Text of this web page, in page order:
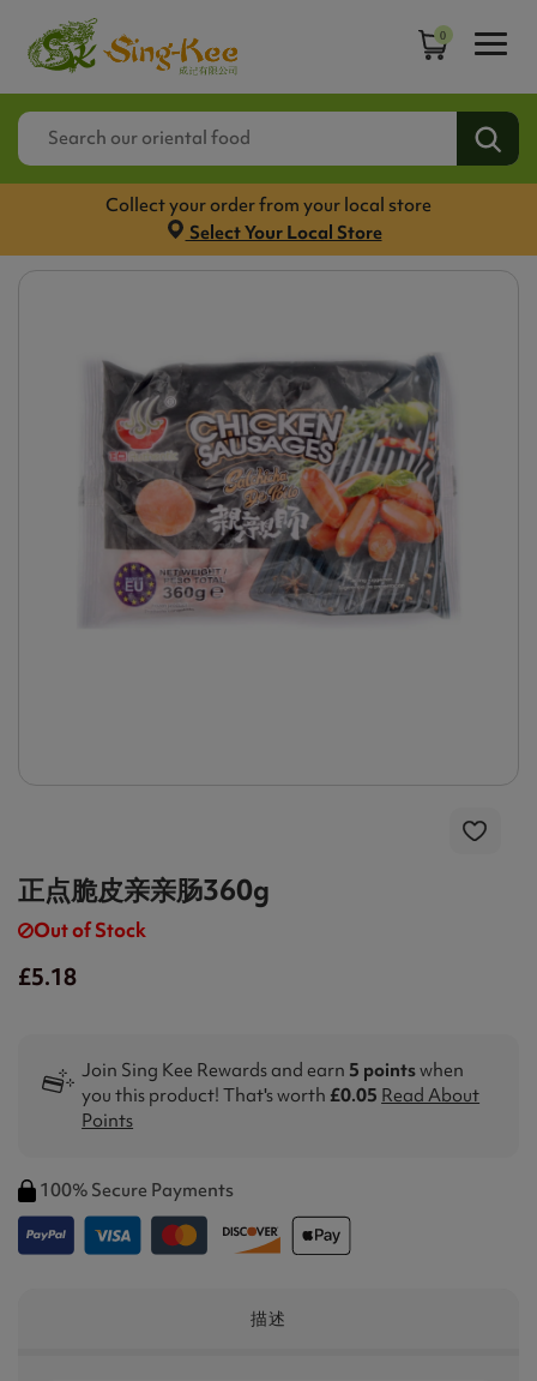
0
Collect your order from your local store
Select Your Local Store
正点脆皮亲亲肠360g
Out of Stock
£5.18
Join Sing Kee Rewards and earn 5 pointswhen
you this product! That's worth £0.05 Read About
Points
100% Secure Payments
描述